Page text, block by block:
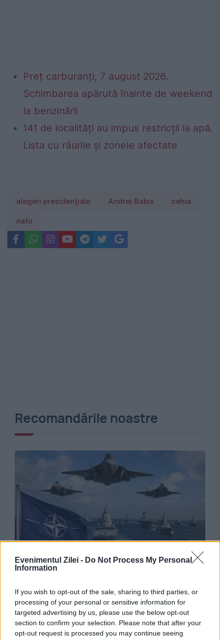
Evenimentul Zilei - Do Not Process My Personal
Information
If you wish to opt-out of the sale, sharing to third parties, or
processing of your personal or sensitive information for
targeted advertising by us, please use the below opt-out
section to confirm your selection. Please note that after your
opt-out request is processed you may continue seeing
Preț carburanți, 7 august 2026.
Schimbarea apărută înainte de weekend
la benzinării
141 de localități au impus restricții la apă.
Lista cu râurile și zonele afectate
alegeri prezidențiale Andrej Babis cehia
nato
Recomandările noastre
Acord trilateral pe Flancul Estic. Forțele
aeriene din România, Bulgaria și Spania își
unesc forțele sub comanda NATO